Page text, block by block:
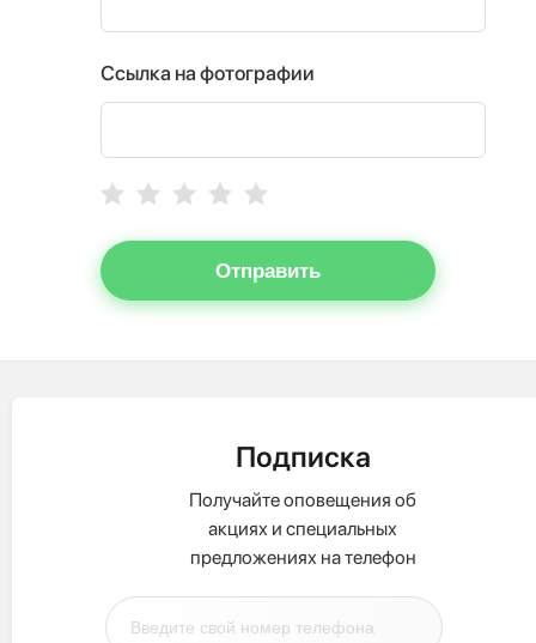
Ссылка на фотографии
Отправить
Подписка
Получайте оповещения об
акциях и специальных
предложениях на телефон